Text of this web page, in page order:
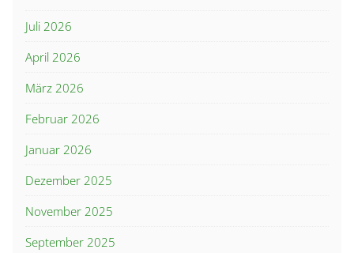
Juli 2026
April 2026
März 2026
Februar 2026
Januar 2026
Dezember 2025
November 2025
September 2025